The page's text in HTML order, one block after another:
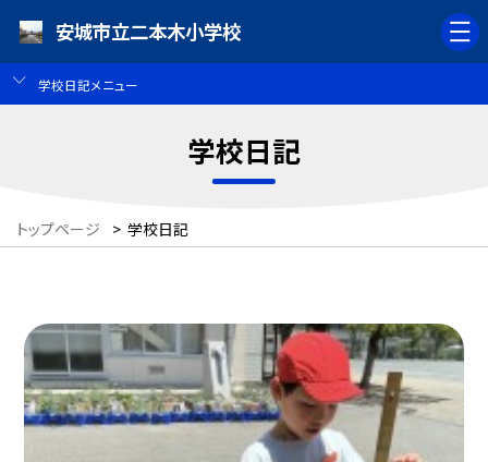
安城市立二本木小学校
学校日記メニュー
学校日記
トップページ > 学校日記